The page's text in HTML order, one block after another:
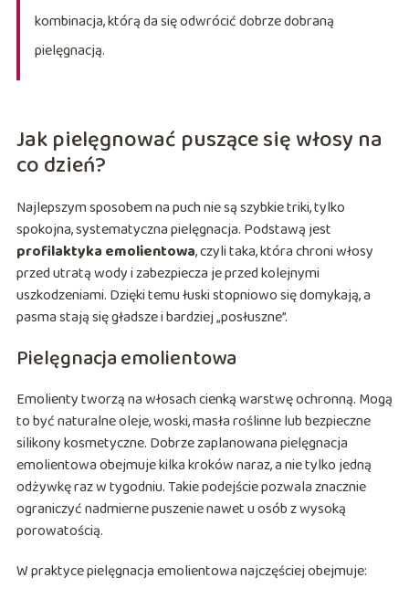
kombinacja, którą da się odwrócić dobrze dobraną
pielęgnacją.
Jak pielęgnować puszące się włosy na
co dzień?
Najlepszym sposobem na puch nie są szybkie triki, tylko
spokojna, systematyczna pielęgnacja. Podstawą jest
profilaktyka emolientowa, czyli taka, która chroni włosy
przed utratą wody i zabezpiecza je przed kolejnymi
uszkodzeniami. Dzięki temu łuski stopniowo się domykają, a
pasma stają się gładsze i bardziej „posłuszne”.
Pielęgnacja emolientowa
Emolienty tworzą na włosach cienką warstwę ochronną. Mogą
to być naturalne oleje, woski, masła roślinne lub bezpieczne
silikony kosmetyczne. Dobrze zaplanowana pielęgnacja
emolientowa obejmuje kilka kroków naraz, a nie tylko jedną
odżywkę raz w tygodniu. Takie podejście pozwala znacznie
ograniczyć nadmierne puszenie nawet u osób z wysoką
porowatością.
W praktyce pielęgnacja emolientowa najczęściej obejmuje: